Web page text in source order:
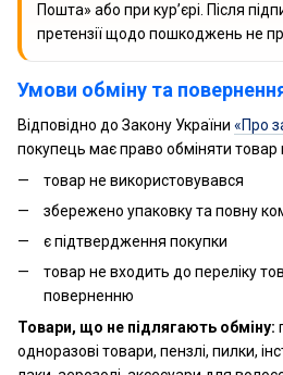
Пошта» або при кур’єрі. Після
претензії щодо пошкоджень не
Умови обміну та
Відповідно до Закону України «Про
покупець має право обміняти товар
товар не використовувався
збережено упаковку та повну
є підтвердження покупки
товар не входить до переліку
поверненню
Товари, що не підлягають обміну:
одноразові товари, пензлі, пилки,